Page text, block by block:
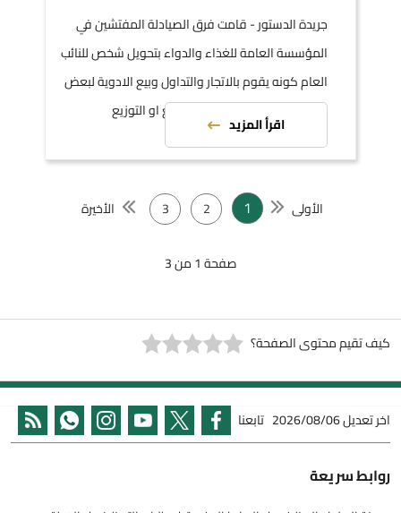
جريدة الدستور - قامت فرق الصيادلة المفتشين في
المؤسسة العامة للغذاء والدواء بتحويل شخص للنائب
العام كونه يقوم بالاتجار والتداول وبيع الادوية لبعض
الجهات علما بأنه غير مجاز له بالبيع او التوزيع
اقرأ المزيد
الأولى 1
2
3 الأخيرة
صفحة 1 من 3
كيف تقيم محتوى الصفحة؟
اخر تعديل2026/08/06 تابعنا
روابط سريعة